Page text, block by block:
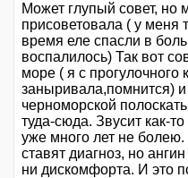
Может глупый совет, но
присоветовала ( у меня
время еле спасли в
воспалилось) Так вот
море ( я с прогулочного
заныривала,помнится)
черноморской
туда-сюда. Звусит как-
уже много лет не болею.
ставят диагноз, но
ни дискомфорта. И это